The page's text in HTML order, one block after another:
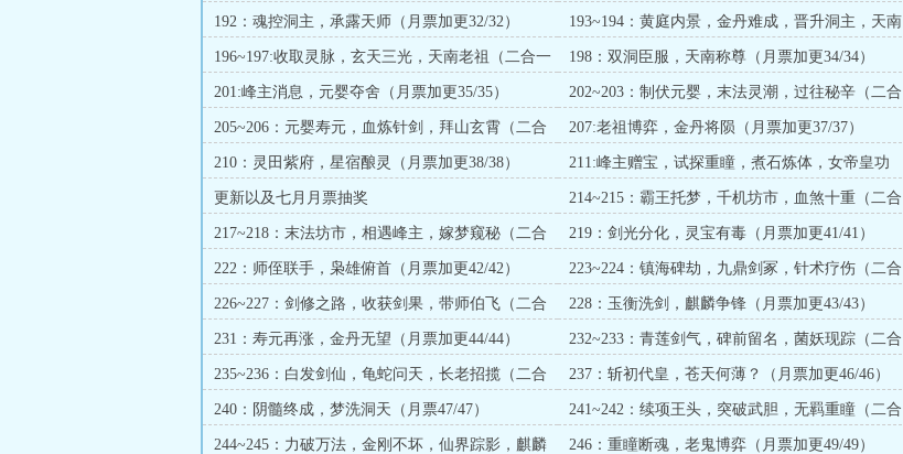
一章求订）
192：魂控洞主，承露天师（月票加更32/32）
193~194：黄庭内景，金丹难成，晋升洞主，天南
变（二合一求订）
196~197:收取灵脉，玄天三光，天南老祖（二合一
求订）
198：双洞臣服，天南称尊（月票加更34/34）
201:峰主消息，元婴夺舍（月票加更35/35）
202~203：制伏元婴，末法灵潮，过往秘辛（二合
一求订）
205~206：元婴寿元，血炼针剑，拜山玄霄（二合
一求订）
207:老祖博弈，金丹将陨（月票加更37/37）
210：灵田紫府，星宿酿灵（月票加更38/38）
211:峰主赠宝，试探重瞳，煮石炼体，女帝皇功
（二合一求订）
更新以及七月月票抽奖
214~215：霸王托梦，千机坊市，血煞十重（二合
一求订）
217~218：末法坊市，相遇峰主，嫁梦窥秘（二合
一求订）
219：剑光分化，灵宝有毒（月票加更41/41）
222：师侄联手，枭雄俯首（月票加更42/42）
223~224：镇海碑劫，九鼎剑冢，针术疗伤（二合
一求订）
226~227：剑修之路，收获剑果，带师伯飞（二合
一求订）
228：玉衡洗剑，麒麟争锋（月票加更43/43）
231：寿元再涨，金丹无望（月票加更44/44）
232~233：青莲剑气，碑前留名，菌妖现踪（二合
一求订）
235~236：白发剑仙，龟蛇问天，长老招揽（二合
一求订）
237：斩初代皇，苍天何薄？（月票加更46/46）
240：阴髓终成，梦洗洞天（月票47/47）
241~242：续项王头，突破武胆，无羁重瞳（二合
一求订）
244~245：力破万法，金刚不坏，仙界踪影，麒麟
246：重瞳断魂，老鬼博弈（月票加更49/49）